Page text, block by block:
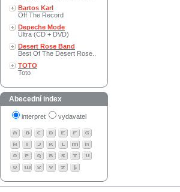
Bartos Karl
Off The Record
Depeche Mode
Ultra (CD + DVD)
Desert Rose Band
Best Of The Desert Rose..
TOTO
Toto
Abecední index
interpret vydavatel